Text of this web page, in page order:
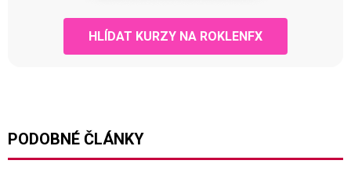
HLÍDAT KURZY NA ROKLENFX
PODOBNÉ ČLÁNKY